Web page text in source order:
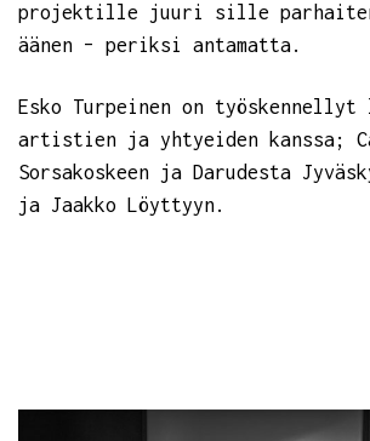
projektille juuri sille
äänen – periksi antamatta.
Esko Turpeinen on
artistien ja yhtyeiden kanssa;
Sorsakoskeen ja Darudesta
ja Jaakko Löyttyyn.